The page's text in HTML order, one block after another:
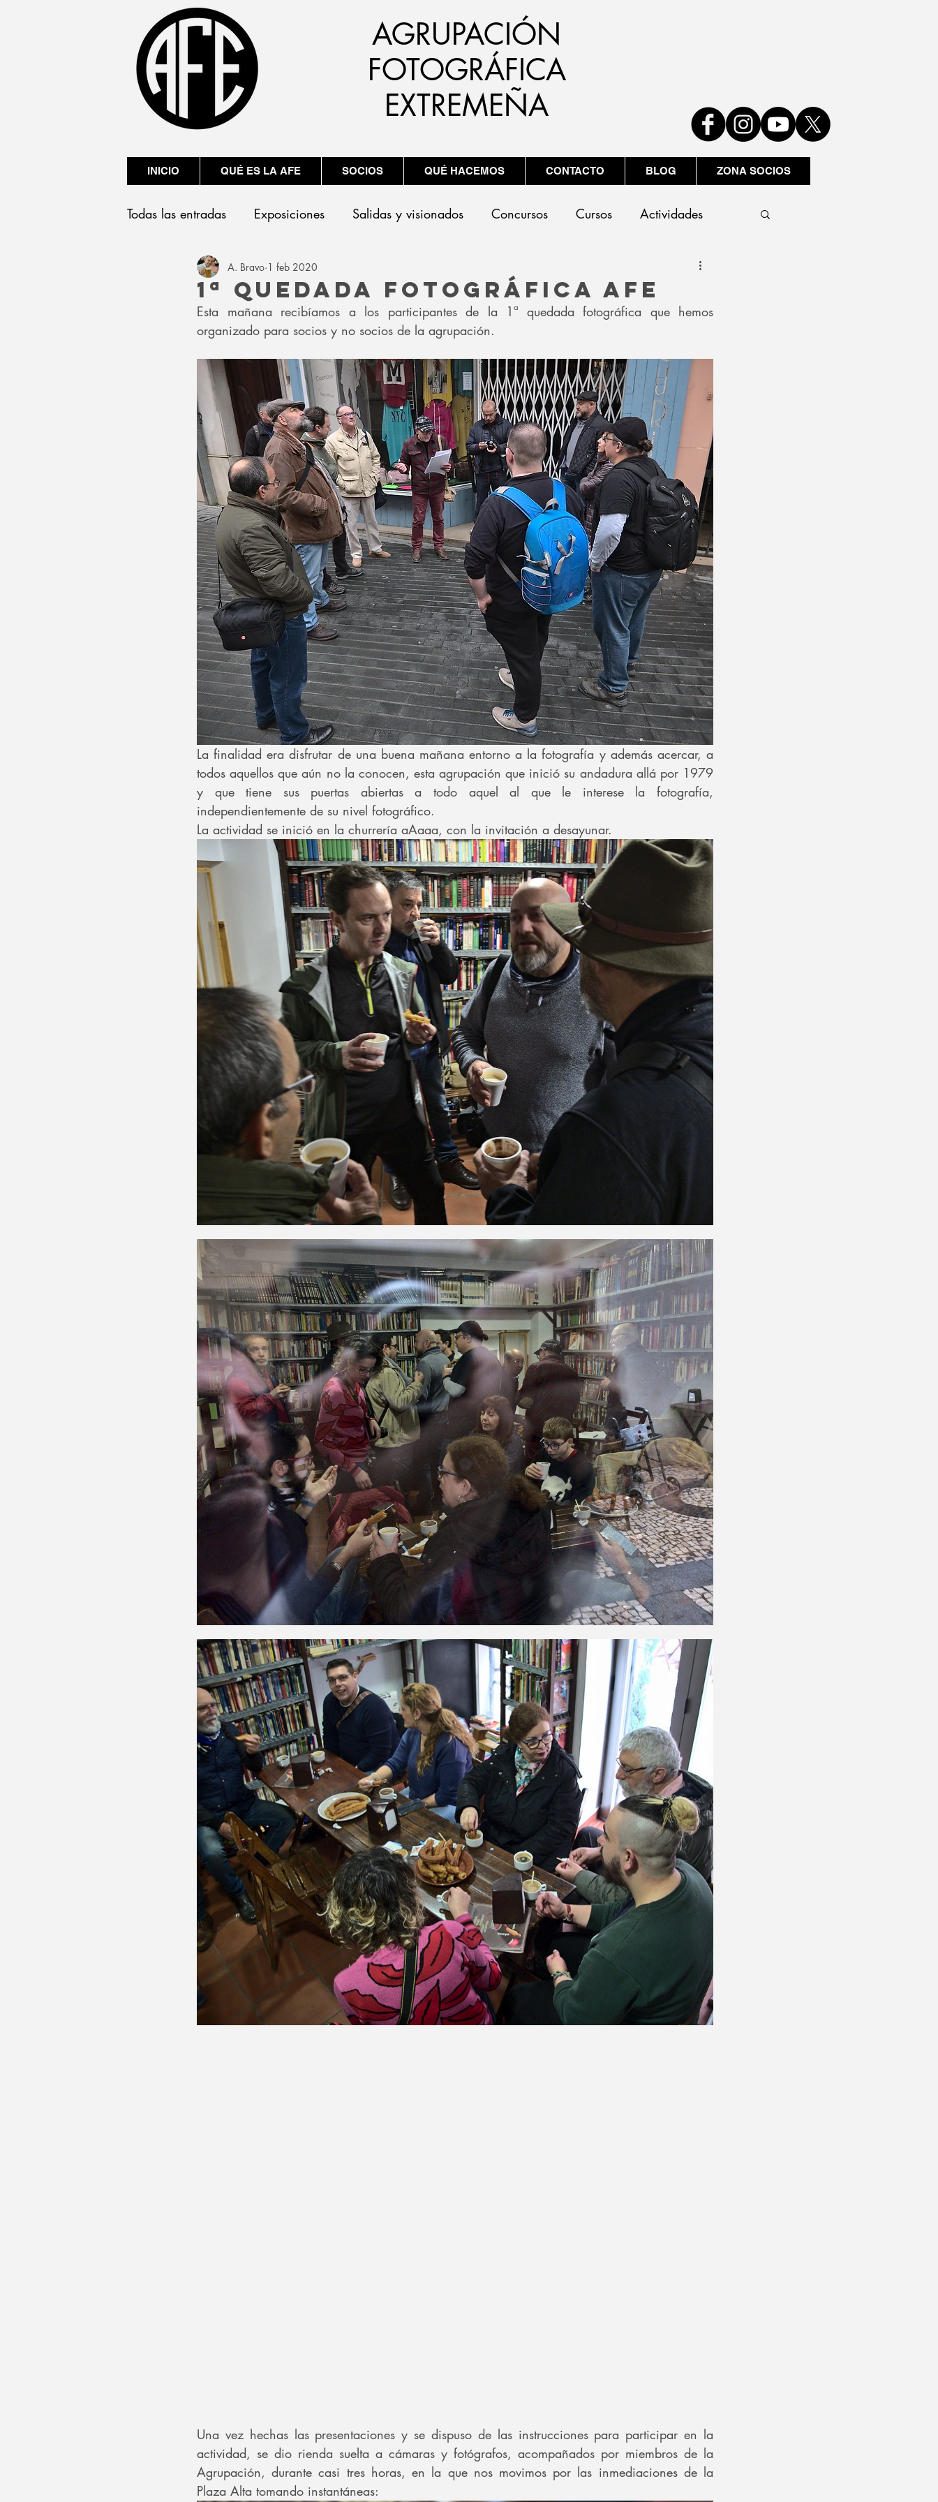
AGRUPACIÓN
FOTOGRÁFICA
EXTREMEÑA
Todas las entradas Exposiciones Salidas y visionados Concursos Cursos Actividades
Presentaciones
1ª Quedada fotográfica AFE
A. Bravo 1 feb 2020
Esta mañana recibíamos a los participantes de la 1ª quedada fotográfica que hemos
organizado para socios y no socios de la agrupación.
La finalidad era disfrutar de una buena mañana entorno a la fotografía y además acercar, a
todos aquellos que aún no la conocen, esta agrupación que inició su andadura allá por 1979
y que tiene sus puertas abiertas a todo aquel al que le interese la fotografía,
independientemente de su nivel fotográfico.
La actividad se inició en la churrería aAaaa, con la invitación a desayunar.
Una vez hechas las presentaciones y se dispuso de las instrucciones para participar en la
actividad, se dio rienda suelta a cámaras y fotógrafos, acompañados por miembros de la
Agrupación, durante casi tres horas, en la que nos movimos por las inmediaciones de la
Plaza Alta tomando instantáneas:
INICIO QUÉ ES LA AFE SOCIOS QUÉ HACEMOS CONTACTO BLOG ZONA SOCIOS